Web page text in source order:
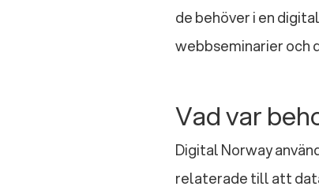
de behöver i en
webbseminarier och
Vad var
Digital Norway
relaterade till att